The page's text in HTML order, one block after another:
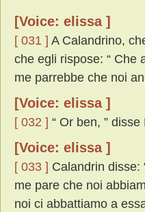
[Voice: elissa ]
[ 031 ] A Calandrino,
che egli rispose: “ Che
me parrebbe che noi
[Voice: elissa ]
[ 032 ] “ Or ben, ”
[Voice: elissa ]
[ 033 ] Calandrin disse:
me pare che noi
noi ci abbattiamo a